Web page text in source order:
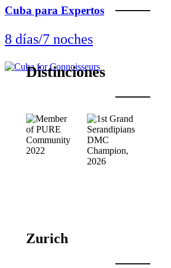
Cuba para Expertos
8 días/7 noches
Distinciones
Zurich